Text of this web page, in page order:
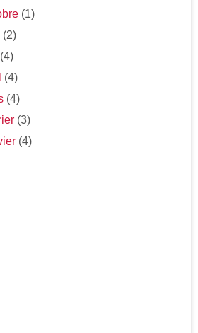
(1)
(2)
(4)
(4)
(4)
(3)
(4)